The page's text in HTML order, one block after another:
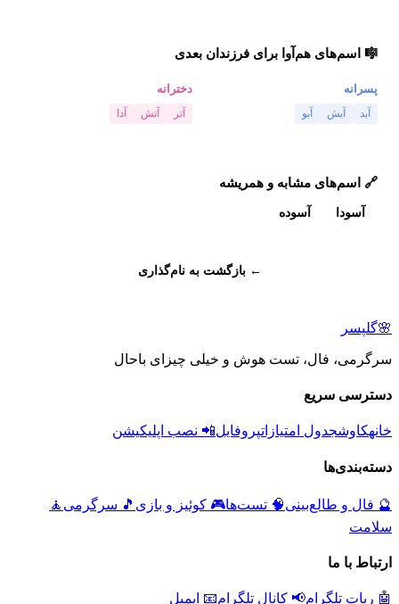
🎼 اسم‌های هم‌آوا برای فرزندان بعدی
پسرانه
آبد آبش آبو
دخترانه
آتر آتش آدا
🔗 اسم‌های مشابه و همریشه
آسودا آسوده
← بازگشت به نام‌گذاری
🌸گلپسر
سرگرمی، فال، تست هوش و خیلی چیزای باحال
دسترسی سریع
خانهکاوشجدول امتیازاتپروفایل📲 نصب اپلیکیشن
دسته‌بندی‌ها
🔮 فال و طالع‌بینی🧠 تست‌ها🎮 کوئیز و بازی 🎵 سرگرمی 🧘
سلامت
ارتباط با ما
🤖 ربات تلگرام📢 کانال تلگرام📧 ایمیل